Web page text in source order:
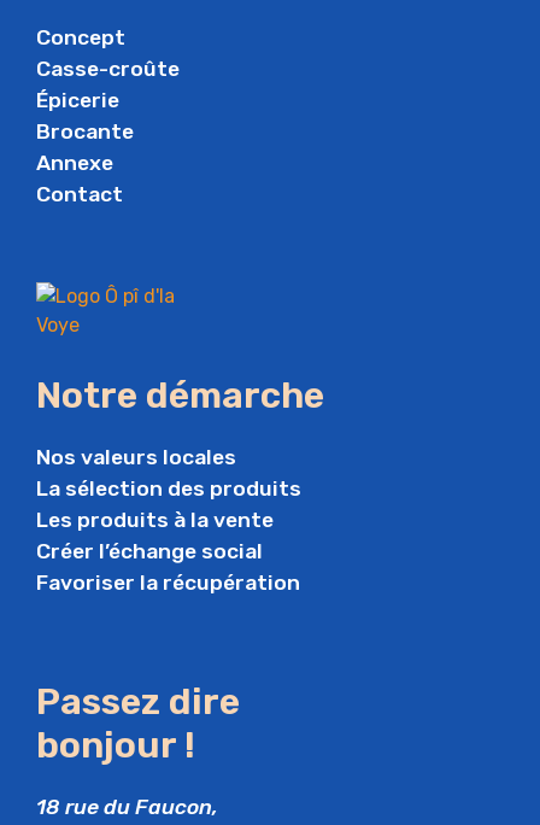
Concept
Casse-croûte
Épicerie
Brocante
Annexe
Contact
Notre démarche
Nos valeurs locales
La sélection des produits
Les produits à la vente
Créer l’échange social
Favoriser la récupération
Passez dire
bonjour !
18 rue du Faucon,